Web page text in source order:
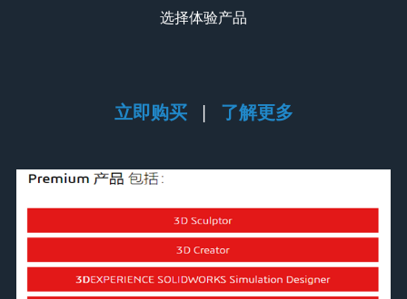
选择体验产品
立即购买 | 了解更多